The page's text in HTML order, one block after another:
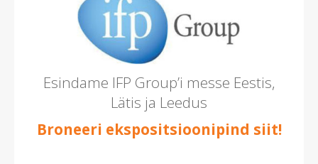
Esindame IFP Group’i messe Eestis,
Lätis ja Leedus
Broneeri ekspositsioonipind siit!